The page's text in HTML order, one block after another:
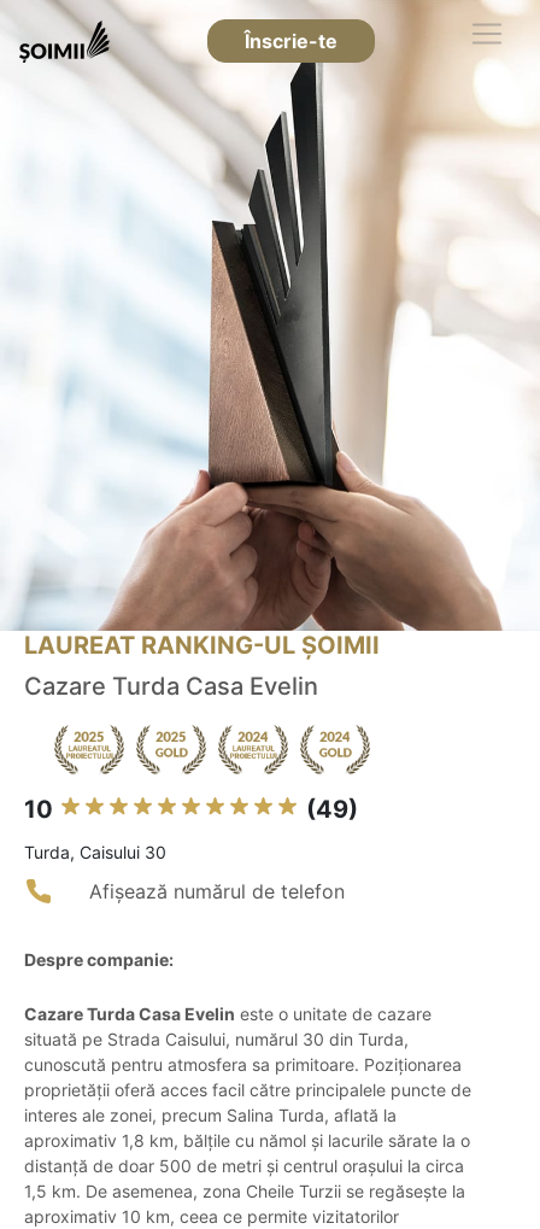
Înscrie-te
LAUREAT RANKING-UL ȘOIMII
Cazare Turda Casa Evelin
10 (49)
Turda, Caisului 30
Afișează numărul de telefon
Despre companie:
Cazare Turda Casa Evelin este o unitate de cazare
situată pe Strada Caisului, numărul 30 din Turda,
cunoscută pentru atmosfera sa primitoare. Poziționarea
proprietății oferă acces facil către principalele puncte de
interes ale zonei, precum Salina Turda, aflată la
aproximativ 1,8 km, bălțile cu nămol și lacurile sărate la o
distanță de doar 500 de metri și centrul orașului la circa
1,5 km. De asemenea, zona Cheile Turzii se regăsește la
aproximativ 10 km, ceea ce permite vizitatorilor